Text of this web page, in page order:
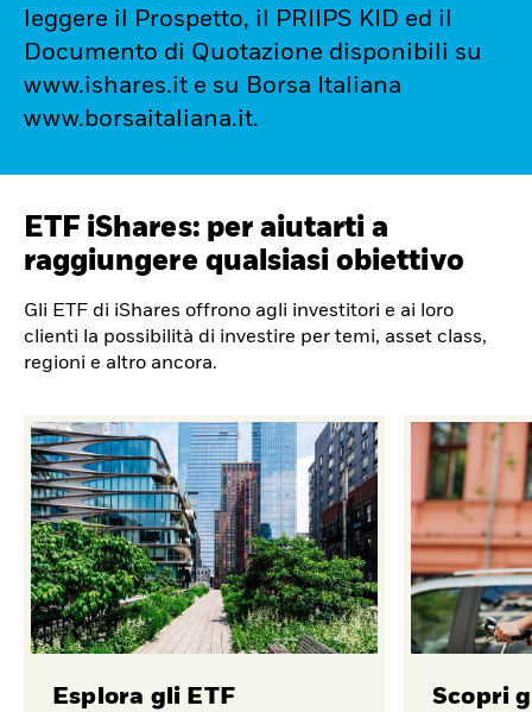
leggere il Prospetto, il PRIIPS KID ed il
Documento di Quotazione disponibili su
www.ishares.it e su Borsa Italiana
www.borsaitaliana.it.
ETF iShares: per aiutarti a
raggiungere qualsiasi obiettivo
Gli ETF di iShares offrono agli investitori e ai loro
clienti la possibilità di investire per temi, asset class,
regioni e altro ancora.
Esplora gli ETF
Scopri